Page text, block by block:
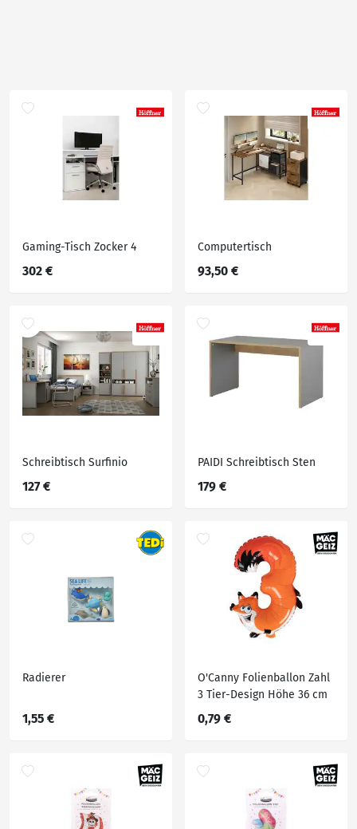
Gaming-Tisch Zocker 4
302 €
Computertisch
93,50 €
Schreibtisch Surfinio
127 €
PAIDI Schreibtisch Sten
179 €
Radierer
1,55 €
O'Canny Folienballon Zahl
3 Tier-Design Höhe 36 cm
0,79 €